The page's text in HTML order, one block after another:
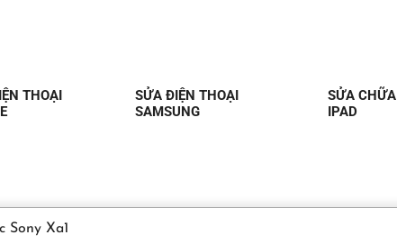
THOẠI
SỬA ĐIỆN THOẠI
SAMSUNG
SỬA CHỮA
IPAD
Sony Xa1